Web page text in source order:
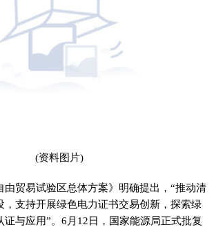
(资料图片)
由贸易试验区总体方案》明确提出，“推动清
，支持开展绿色电力证书交易创新，探索绿
与应用”。6月12日，国家能源局正式批复